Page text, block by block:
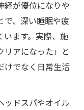
経が優位になりや
で、深い睡眠や疲
ます。実際、施
アになった」と
けでなく日常生活
ッドスパやオイル